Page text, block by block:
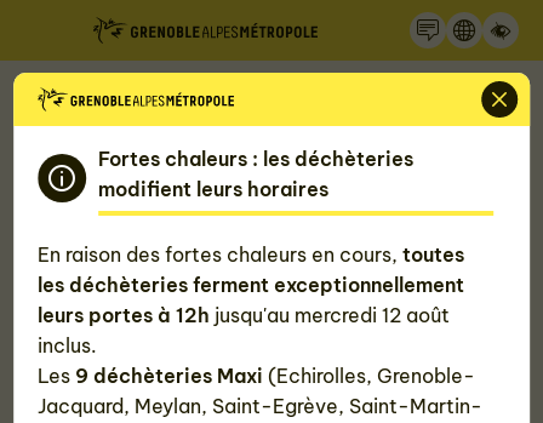
Panneau de gestion des cookies
Fortes chaleurs : les déchèteries
modifient leurs horaires
En raison des fortes chaleurs en cours,toutes
les déchèteries ferment exceptionnellement
leurs portes à 12h jusqu'au mercredi 12 août
inclus.
Les 9 déchèteries Maxi (Echirolles, Grenoble-
Jacquard, Meylan, Saint-Egrève, Saint-Martin-
Accueil
Mon quotidien, ma Métropole
La Métropole de Grenoble
Nous rejoindre
Une collectivité innovante et engagée, un territoire
attractif… La Métropole de Grenoble offre des
conditions de travail appréciables et une palette de
métiers variée. Rejoignez-nous !